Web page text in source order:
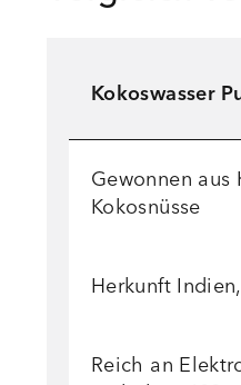
Kokoswasser
Gewonnen aus
Kokosnüsse
Herkunft
Reich an